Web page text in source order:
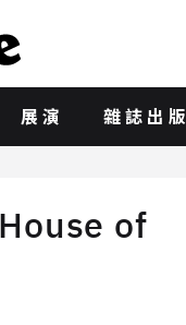
展演 雜誌出版
of